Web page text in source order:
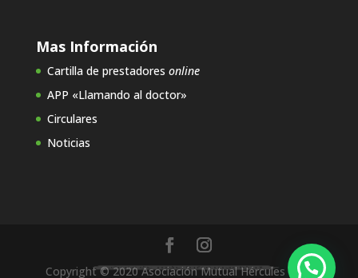
Mas Información
Cartilla de prestadores online
APP «Llamando al doctor»
Circulares
Noticias
Copyright © 2020 Asociación Mutual Hércules Mat.
¿Querés más información?